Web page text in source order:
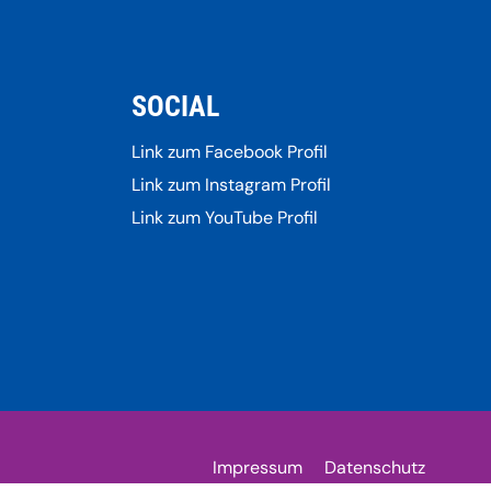
SOCIAL
Link zum Facebook Profil
Link zum Instagram Profil
Link zum YouTube Profil
Impressum Datenschutz